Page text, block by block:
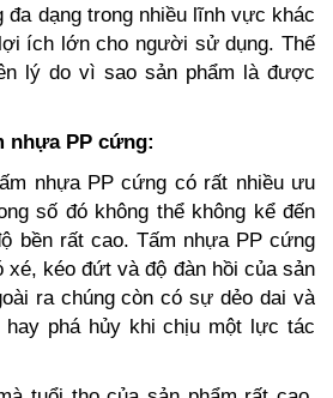
dạng trong nhiều lĩnh vực khác
ích lớn cho người sử dụng. Thế
lý do vì sao sản phẩm là được
nhựa PP cứng:
nhựa PP cứng có rất nhiều ưu
số đó không thể không kể đến
bền rất cao. Tấm nhựa PP cứng
kéo đứt và độ đàn hồi của sản
ra chúng còn có sự dẻo dai và
phá hủy khi chịu một lực tác